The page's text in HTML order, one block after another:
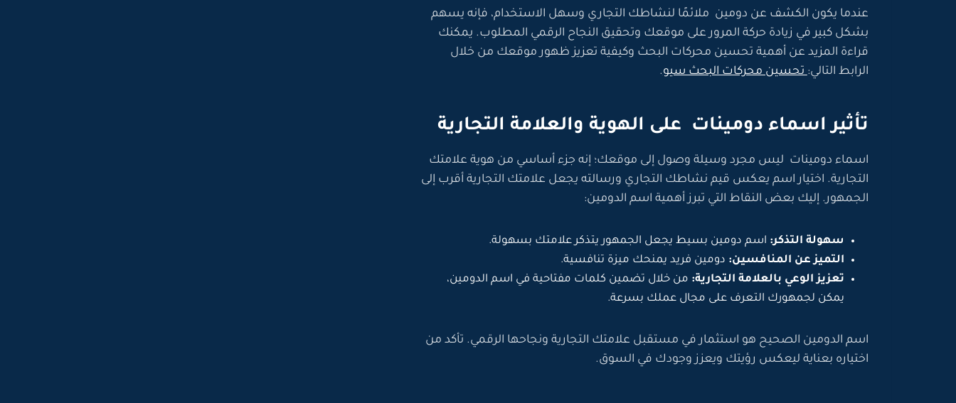
عندما يكون الكشف عن دومين ملائمًا لنشاطك التجاري وسهل الاستخدام، فإنه يسهم
بشكل كبير في زيادة حركة المرور على موقعك وتحقيق النجاح الرقمي المطلوب. يمكنك
قراءة المزيد عن أهمية تحسين محركات البحث وكيفية تعزيز ظهور موقعك من خلال
الرابط التالي:تحسين محركات البحث سيو.
تأثير اسماء دومينات على الهوية والعلامة التجارية
اسماء دومينات ليس مجرد وسيلة وصول إلى موقعك؛ إنه جزء أساسي من هوية علامتك
التجارية. اختيار اسم يعكس قيم نشاطك التجاري ورسالته يجعل علامتك التجارية أقرب إلى
الجمهور. إليك بعض النقاط التي تبرز أهمية اسم الدومين:
سهولة التذكر: اسم دومين بسيط يجعل الجمهور يتذكر علامتك بسهولة.
التميز عن المنافسين: دومين فريد يمنحك ميزة تنافسية.
تعزيز الوعي بالعلامة التجارية: من خلال تضمين كلمات مفتاحية في اسم الدومين،
يمكن لجمهورك التعرف على مجال عملك بسرعة.
اسم الدومين الصحيح هو استثمار في مستقبل علامتك التجارية ونجاحها الرقمي. تأكد من
اختياره بعناية ليعكس رؤيتك ويعزز وجودك في السوق.